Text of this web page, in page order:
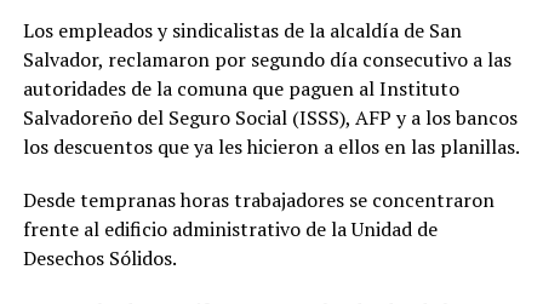
Los empleados y sindicalistas de la alcaldía de San
Salvador, reclamaron por segundo día consecutivo a las
autoridades de la comuna que paguen al Instituto
Salvadoreño del Seguro Social (ISSS), AFP y a los bancos
los descuentos que ya les hicieron a ellos en las planillas.
Desde tempranas horas trabajadores se concentraron
frente al edificio administrativo de la Unidad de
Desechos Sólidos.